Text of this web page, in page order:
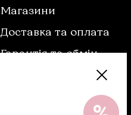
Магазини
Доставка та оплата
Гарантія та обмін